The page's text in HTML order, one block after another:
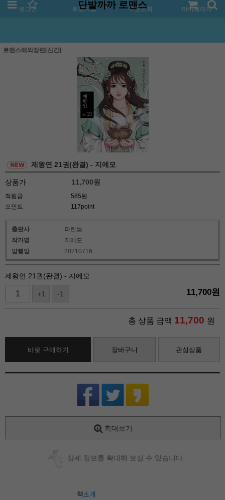
로그인 회원가입 주문조회 마이페이지
단발까까 로맨스
로맨스해외장편[신간]
제왕연 21권(완결) - 지에모
상품가 11,700원
적립금
585원
포인트
117point
출판사
파란썸
작가명
지에모
발행일
20210716
제왕연 21권(완결) - 지에모
+1 -1 11,700원
총 상품 금액 11,700 원
바로 구매하기 장바구니 관심상품
확대보기
상세 정보를 확대해 보실 수 있습니다